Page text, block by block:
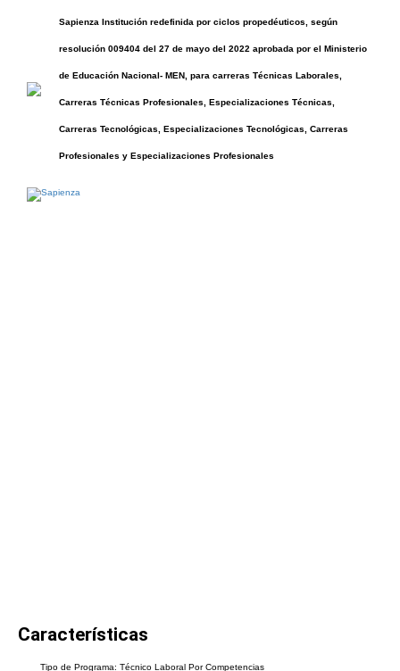
Sapienza Institución redefinida por ciclos propedéuticos, según
resolución 009404 del 27 de mayo del 2022 aprobada por el Ministerio
de Educación Nacional- MEN, para carreras Técnicas Laborales,
Carreras Técnicas Profesionales, Especializaciones Técnicas,
Carreras Tecnológicas, Especializaciones Tecnológicas, Carreras
Profesionales y Especializaciones Profesionales
Características
Tipo de Programa: Técnico Laboral Por Competencias